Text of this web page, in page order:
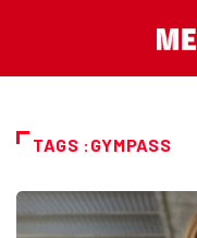
TAGS :GYMPASS